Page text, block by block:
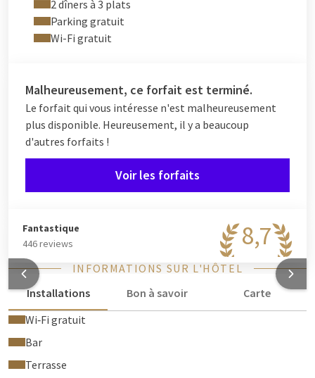
Savourez un délicieux petit-déjeuner et dîner dans notre
restaurant
L'hôtel Amersfoort - A1 propose des itinéraires cyclables et
pédestres. Pour des idées de sorties et d'activités dans la
région, consultez nos suggestions .
2 dîners à 3 plats
Parking gratuit
Wi-Fi gratuit
Malheureusement, ce forfait est terminé.
Le forfait qui vous intéresse n'est malheureusement
plus disponible. Heureusement, il y a beaucoup
d'autres forfaits !
Voir les forfaits
8,7
Fantastique
446 reviews
INFORMATIONS SUR L'HÔTEL
Installations
Bon à savoir
Carte
Wi‑Fi gratuit
Bar
Terrasse